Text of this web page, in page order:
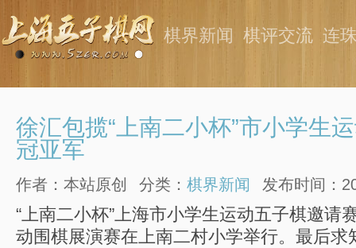
棋界新闻 棋评交流 连
徐汇包揽“上南二小杯”市小学生
冠亚军
作者：本站原创 分类： 棋界新闻 发布时间：
“上南二小杯”上海市小学生运动五子棋邀请
动围棋展演赛在上南二村小学举行。最后求